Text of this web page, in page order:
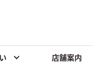
店舗案内